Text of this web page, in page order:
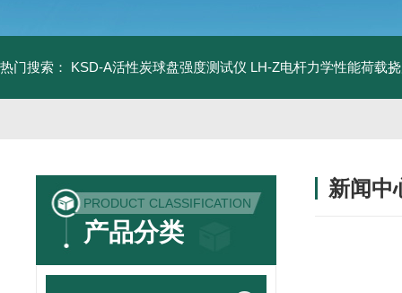
热门搜索： KSD-A活性炭球盘强度测试仪 LH-Z电杆力学性能荷载
PRODUCT CLASSIFICATION
产品分类
新闻中